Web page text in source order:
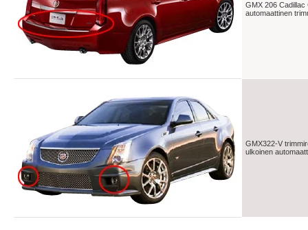
GMX 206 Cadillac
automaattinen
GMX322-V
ulkoinen